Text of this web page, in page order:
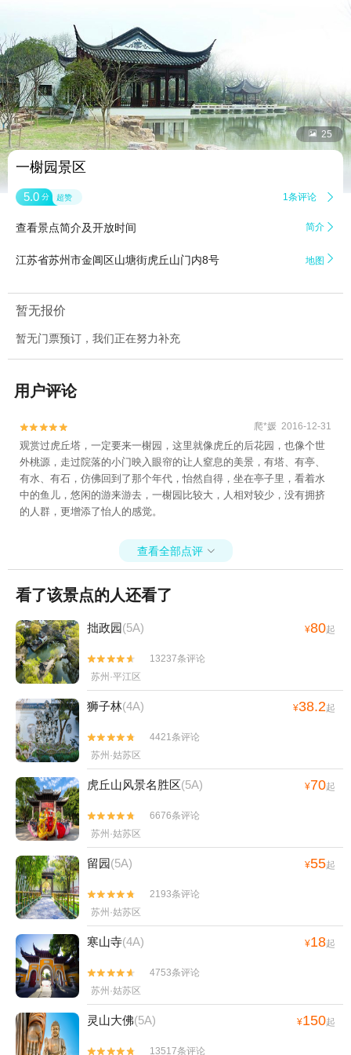
 25
一榭园景区
5.0 分 超赞 1条评论 
查看景点简介及开放时间 简介 
江苏省苏州市金阊区山塘街虎丘山门内8号 地图 
暂无报价
暂无门票预订，我们正在努力补充
用户评论

 爬*媛 2016-12-31
观赏过虎丘塔，一定要来一榭园，这里就像虎丘的后花园，也像个世
外桃源，走过院落的小门映入眼帘的让人窒息的美景，有塔、有亭、
有水、有石，仿佛回到了那个年代，怡然自得，坐在亭子里，看着水
中的鱼儿，悠闲的游来游去，一榭园比较大，人相对较少，没有拥挤
的人群，更增添了怡人的感觉。
查看全部点评 
看了该景点的人还看了
拙政园(5A) ¥80起


13237条评论
苏州·平江区
狮子林(4A) ¥38.2起


4421条评论
苏州·姑苏区
虎丘山风景名胜区(5A) ¥70起


6676条评论
苏州·姑苏区
留园(5A) ¥55起


2193条评论
苏州·姑苏区
寒山寺(4A) ¥18起


4753条评论
苏州·姑苏区
灵山大佛(5A) ¥150起

 13517条评论